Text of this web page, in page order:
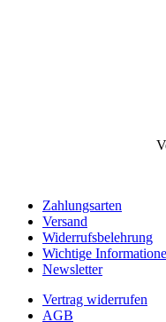
Zahlungsarten
Versand
Widerrufsbelehrung
Wichtige
Newsletter
Vertrag widerrufen
AGB